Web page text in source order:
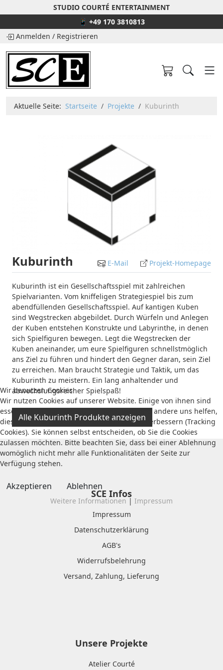
STUDIO COURTÉ ENTERTAINMENT
📱 +49 170 3810813
Anmelden / Registrieren
Aktuelle Seite: Startseite Projekte Kuburinth
Kuburinth E-Mail Projekt-Homepage
Kuburinth ist ein Gesellschaftsspiel mit zahlreichen
Spielvarianten. Vom kniffeligen Strategiespiel bis zum
abendfüllenden Gesellschaftsspiel. Auf kantigen Kuben
sind Wegstrecken abgebildet. Durch Würfeln und Anlegen
der Kuben entstehen Konstrukte und Labyrinthe, in denen
sich Spielfiguren bewegen. Legt die Wegstrecken der
Kuben aneinander, um eure Spielfiguren schnellstmöglich
ans Ziel zu führen und hindert den Gegner daran, sein Ziel
zu erreichen. Man braucht Strategie und Taktik, um das
Kuburinth zu meistern. Ein lang anhaltender und
abwechslungsreicher Spielspaß!
Alle Kuburinth Produkte anzeigen
SCE Infos
Impressum
Datenschutzerklärung
AGB's
Widerrufsbelehrung
Versand, Zahlung, Lieferung
Unsere Projekte
Atelier Courté
Wir benutzen Cookies
Wir nutzen Cookies auf unserer Website. Einige von ihnen sind
essenziell für den Betrieb der Seite, während andere uns helfen,
diese Website und die Nutzererfahrung zu verbessern (Tracking
Cookies). Sie können selbst entscheiden, ob Sie die Cookies
zulassen möchten. Bitte beachten Sie, dass bei einer Ablehnung
womöglich nicht mehr alle Funktionalitäten der Seite zur
Verfügung stehen.
Akzeptieren Ablehnen
Weitere Informationen | Impressum